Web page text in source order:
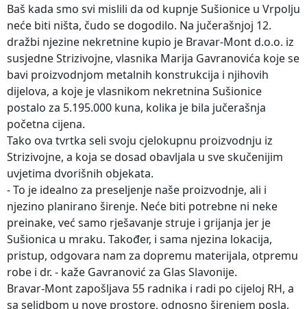
Baš kada smo svi mislili da od kupnje Sušionice u Vrpolju
neće biti ništa, čudo se dogodilo. Na jučerašnjoj 12.
dražbi njezine nekretnine kupio je Bravar-Mont d.o.o. iz
susjedne Strizivojne, vlasnika Marija Gavranovića koje se
bavi proizvodnjom metalnih konstrukcija i njihovih
dijelova, a koje je vlasnikom nekretnina Sušionice
postalo za 5.195.000 kuna, kolika je bila jučerašnja
početna cijena.
Tako ova tvrtka seli svoju cjelokupnu proizvodnju iz
Strizivojne, a koja se dosad obavljala u sve skučenijim
uvjetima dvorišnih objekata.
- To je idealno za preseljenje naše proizvodnje, ali i
njezino planirano širenje. Neće biti potrebne ni neke
preinake, već samo rješavanje struje i grijanja jer je
Sušionica u mraku. Također, i sama njezina lokacija,
pristup, odgovara nam za dopremu materijala, otpremu
robe i dr. - kaže Gavranović za Glas Slavonije.
Bravar-Mont zapošljava 55 radnika i radi po cijeloj RH, a
sa selidbom u nove prostore, odnosno širenjem posla,